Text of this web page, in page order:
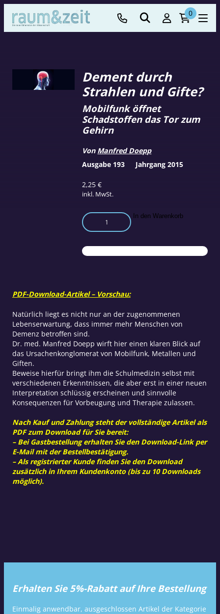
0
Dement durch
Strahlen und Gifte?
2,25€
inkl. MwSt.
Mobilfunk öffnet
Schadstoffen das Tor zum
Gehirn
Von Manfred Doepp
Dement
durch
und
Gifte?
In den Warenkorb
Ausgabe 193 Jahrgang 2015
PDF-Download-Artikel – Vorschau:
Natürlich liegt es nicht nur an der zugenommenen
Lebenserwartung, dass immer mehr Menschen von
Demenz betroffen sind.
Dr. med. Manfred Doepp wirft hier einen klaren Blick auf
das Ursachenkonglomerat von Mobilfunk, Metallen und
Giften.
Beweise hierfür bringt ihm die Schulmedizin selbst mit
verschiedenen Erkenntnissen, die aber erst in einer neuen
Interpretation schlüssig erscheinen und sinnvolle
Konsequenzen für Vorbeugung und Therapie zulassen.
Nach Kauf und Zahlung steht der vollständige Artikel als
PDF zum Download für Sie bereit:
– Bei Gastbestellung erhalten Sie den Download-Link per
E-Mail mit der Bestellbestätigung.
– Als registrierter Kunde finden Sie den Download
zusätzlich in Ihrem Kundenkonto (bis zu 10 Downloads
möglich).
Erhalten Sie 5%-Rabatt auf Ihre Bestellung
Einmalig anwendbar, ausgeschlossen Artikel der Kategorie